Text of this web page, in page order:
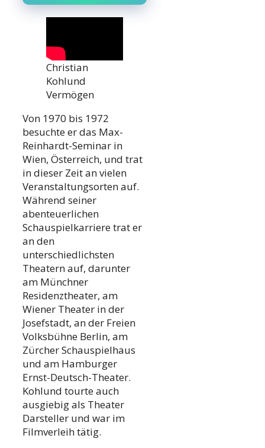
Christian
Kohlund
Vermögen
Von 1970 bis 1972
besuchte er das Max-
Reinhardt-Seminar in
Wien, Österreich, und trat
in dieser Zeit an vielen
Veranstaltungsorten auf.
Während seiner
abenteuerlichen
Schauspielkarriere trat er
an den
unterschiedlichsten
Theatern auf, darunter
am Münchner
Residenztheater, am
Wiener Theater in der
Josefstadt, an der Freien
Volksbühne Berlin, am
Zürcher Schauspielhaus
und am Hamburger
Ernst-Deutsch-Theater.
Kohlund tourte auch
ausgiebig als Theater
Darsteller und war im
Filmverleih tätig.